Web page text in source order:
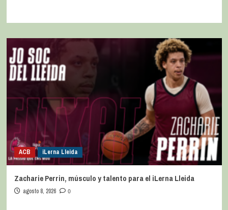
ACB iLerna Lleida
Zacharie Perrin, músculo y talento para el iLerna Lleida
agosto 8, 2026 0